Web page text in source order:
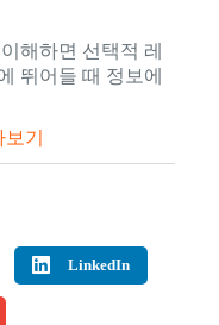
해하면 선택적 레
뛰어들 때 정보에
기
LinkedIn